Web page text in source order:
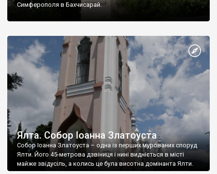
Симферополя в Бахчисарай.
Ялта. Собор Іоанна Златоуста
Собор Іоанна Златоуста – одна із перших мурованих споруд
Ялти. Його 45-метрова дзвіниця і нині видніється в місті
майже звідусіль, а колись це була висотна домінанта Ялти.